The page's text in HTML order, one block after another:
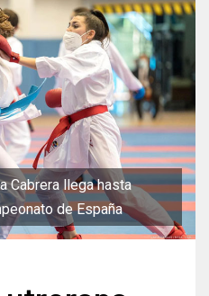
Cabrera llega hasta
de España